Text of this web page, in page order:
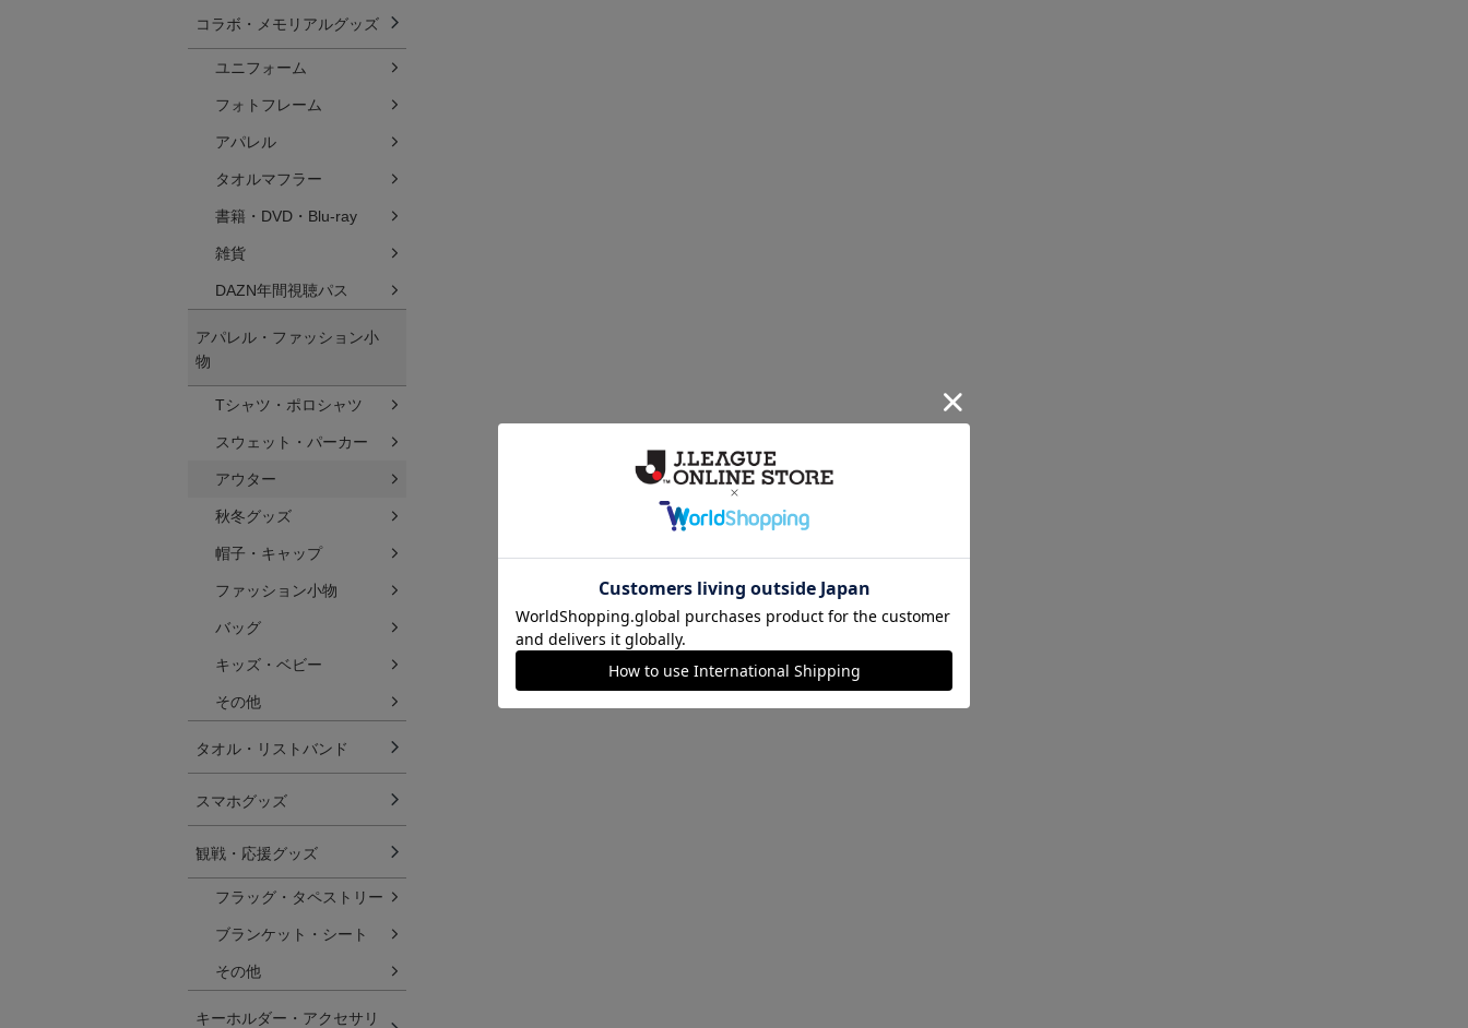
コラボ・メモリアルグッズ
ユニフォーム
フォトフレーム
アパレル
タオルマフラー
書籍・DVD・Blu-ray
雑貨
DAZN年間視聴パス
アパレル・ファッション小
物
Tシャツ・ポロシャツ
スウェット・パーカー
アウター
秋冬グッズ
帽子・キャップ
ファッション小物
バッグ
キッズ・ベビー
その他
タオル・リストバンド
スマホグッズ
観戦・応援グッズ
フラッグ・タペストリー
ブランケット・シート
その他
キーホルダー・アクセサリ